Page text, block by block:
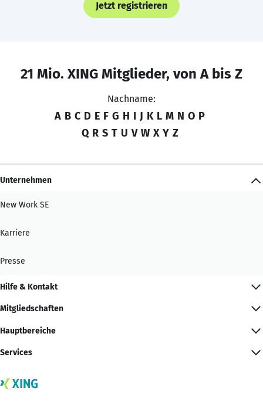
Jetzt registrieren
21 Mio. XING Mitglieder, von A bis Z
Nachname:
A B C D E F G H I J K L M N O P
Q R S T U V W X Y Z
Unternehmen
New Work SE
Karriere
Presse
Hilfe & Kontakt
Mitgliedschaften
Hauptbereiche
Services